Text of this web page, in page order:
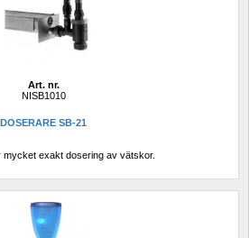
Art. nr.
NISB1010
DOSERARE SB-21
mycket exakt dosering av vätskor.